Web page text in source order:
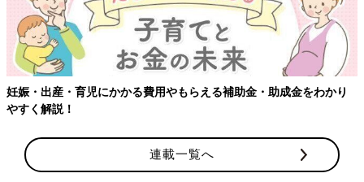
妊娠・出産・育児にかかる費用やもらえる補助金・助成金をわかり
やすく解説！
連載一覧へ